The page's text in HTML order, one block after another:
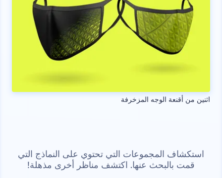
اثنين من أقنعة الوجه المزخرفة
استكشاف المجموعات التي تحتوي على النماذج التي
قمت بالبحث عنها. اكتشف مناظر أخرى مذهلة!